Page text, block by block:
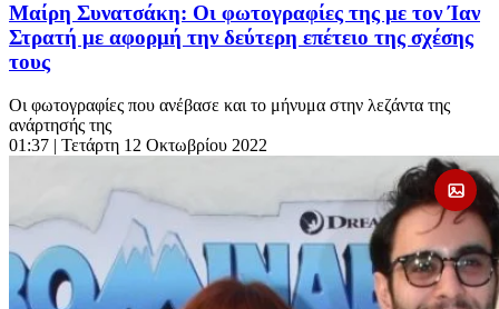
Μαίρη Συνατσάκη: Οι φωτογραφίες της με τον Ίαν
Στρατή με αφορμή την δεύτερη επέτειο της σχέσης
τους
Οι φωτογραφίες που ανέβασε και το μήνυμα στην λεζάντα της
ανάρτησής της
01:37 | Τετάρτη 12 Οκτωβρίου 2022